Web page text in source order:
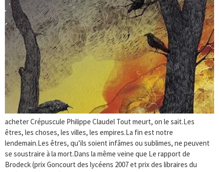
acheter Crépuscule Philippe Claudel Tout meurt, on le sait.Les
êtres, les choses, les villes, les empires.La fin est notre
lendemain.Les êtres, qu’ils soient infâmes ou sublimes, ne peuvent
se soustraire à la mort.Dans la même veine que Le rapport de
Brodeck (prix Goncourt des lycéens 2007 et prix des libraires du